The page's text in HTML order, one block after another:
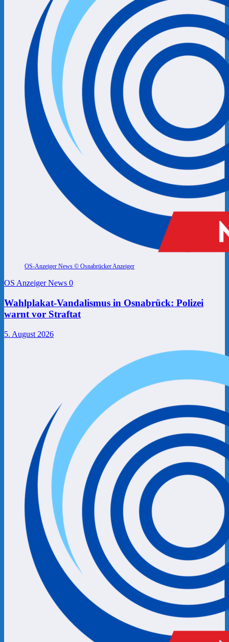
OS-Anzeiger News © Osnabrücker Anzeiger
OS Anzeiger News 0
Wahlplakat-Vandalismus in Osnabrück: Polizei
warnt vor Straftat
5. August 2026